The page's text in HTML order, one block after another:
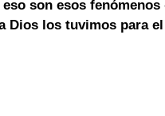
eso son esos fenómenos
Dios los tuvimos para